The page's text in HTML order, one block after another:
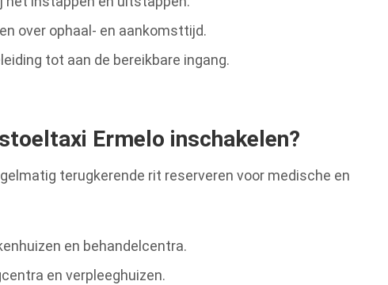
over ophaal- en aankomsttijd.
tot aan de bereikbare ingang.
Ermelo inschakelen?
terugkerende rit reserveren voor medische en
en behandelcentra.
en verpleeghuizen.